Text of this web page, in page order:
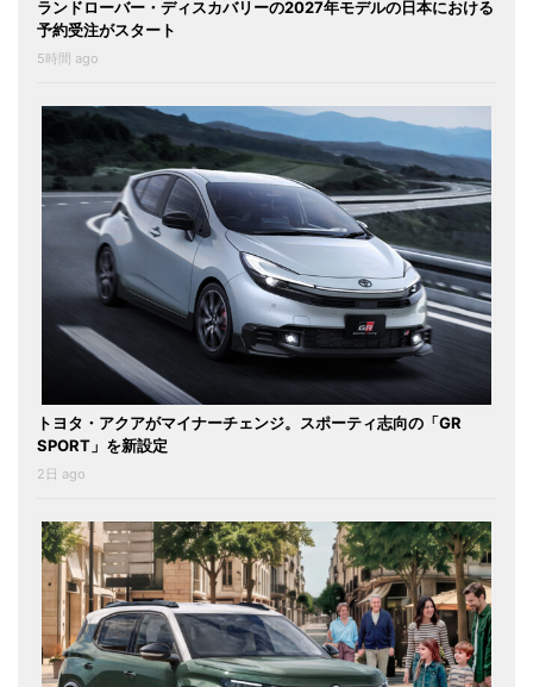
ランドローバー・ディスカバリーの2027年モデルの日本における
予約受注がスタート
5時間 ago
トヨタ・アクアがマイナーチェンジ。スポーティ志向の「GR
SPORT」を新設定
2日 ago